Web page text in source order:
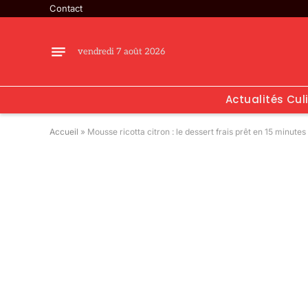
Contact
vendredi 7 août 2026
Actualités
Accueil » Mousse ricotta citron : le dessert frais prêt en 15 minutes